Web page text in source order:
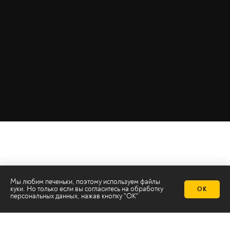
Мы любим печеньки, поэтому используем файлы
куки. Но только если вы согласитесь на обработку
персональных данных, нажав кнопку "ОК"
ОК